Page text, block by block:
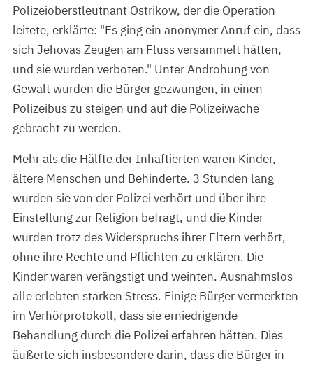
Polizeioberstleutnant Ostrikow, der die Operation
leitete, erklärte: "Es ging ein anonymer Anruf ein, dass
sich Jehovas Zeugen am Fluss versammelt hätten,
und sie wurden verboten." Unter Androhung von
Gewalt wurden die Bürger gezwungen, in einen
Polizeibus zu steigen und auf die Polizeiwache
gebracht zu werden.
Mehr als die Hälfte der Inhaftierten waren Kinder,
ältere Menschen und Behinderte. 3 Stunden lang
wurden sie von der Polizei verhört und über ihre
Einstellung zur Religion befragt, und die Kinder
wurden trotz des Widerspruchs ihrer Eltern verhört,
ohne ihre Rechte und Pflichten zu erklären. Die
Kinder waren verängstigt und weinten. Ausnahmslos
alle erlebten starken Stress. Einige Bürger vermerkten
im Verhörprotokoll, dass sie erniedrigende
Behandlung durch die Polizei erfahren hätten. Dies
äußerte sich insbesondere darin, dass die Bürger in